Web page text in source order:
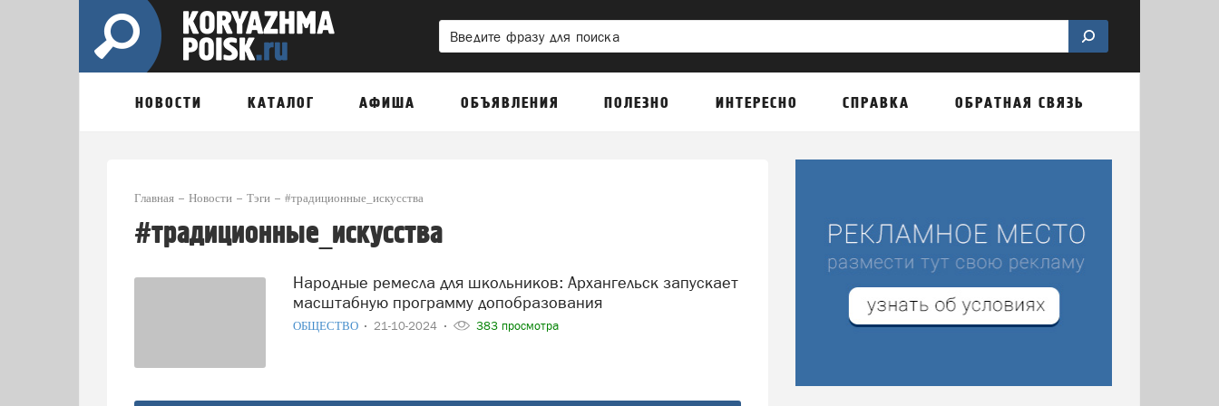
НОВОСТИ КАТАЛОГ АФИША ОБЪЯВЛЕНИЯ ПОЛЕЗНО ИНТЕРЕСНО СПРАВКА ОБРАТНАЯ СВЯЗЬ
Главная Новости Тэги #традиционные_искусства
#традиционные_искусства
Народные ремесла для школьников: Архангельск запускает
масштабную программу допобразования
ОБЩЕСТВО 21-10-2024 383 просмотра